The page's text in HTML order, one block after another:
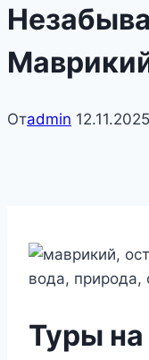
Отadmin 12.11.2025
Туры